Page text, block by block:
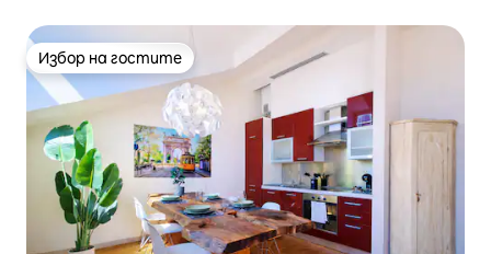
Избор на гостите
Избор на гостите